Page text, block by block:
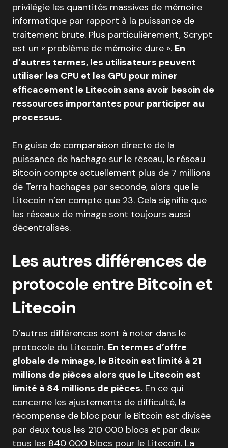
privilégie les quantités massives de mémoire
informatique par rapport à la puissance de
traitement brute. Plus particulièrement, Scrypt
est un « problème de mémoire dure ». En
d’autres termes, les utilisateurs peuvent
utiliser les CPU et les GPU pour miner
efficacement le Litecoin sans avoir besoin de
ressources importantes pour participer au
processus.
En guise de comparaison directe de la
puissance de hachage sur le réseau, le réseau
Bitcoin compte actuellement plus de 7 millions
de Terra hachages par seconde, alors que le
Litecoin n’en compte que 23. Cela signifie que
les réseaux de minage sont toujours aussi
décentralisés.
Les autres différences de
protocole entre Bitcoin et
Litecoin
D’autres différences sont à noter dans le
protocole du Litecoin. En termes d’offre
globale de minage, le Bitcoin est limité à 21
millions de pièces alors que le Litecoin est
limité à 84 millions de pièces. En ce qui
concerne les ajustements de difficulté, la
récompense de bloc pour le Bitcoin est divisée
par deux tous les 210 000 blocs et par deux
tous les 840 000 blocs pour le Litecoin. La